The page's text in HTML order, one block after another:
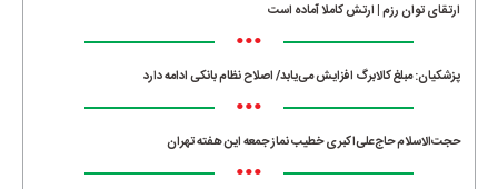
ارتقای توان رزم | ارتش کاملا آماده است
•••
پزشکیان: مبلغ کالابرگ افزایش می‌یابد/ اصلاح نظام بانکی ادامه دارد
•••
حجت‌الاسلام حاج‌علی‌اکبری خطیب نماز جمعه این هفته تهران
•••